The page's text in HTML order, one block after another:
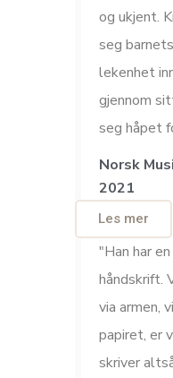
og ukjent.
seg
lekenhet
gjennom
seg håpet
Norsk
2021
Les mer
"Han har
håndskrift.
via armen,
papiret, er
skriver